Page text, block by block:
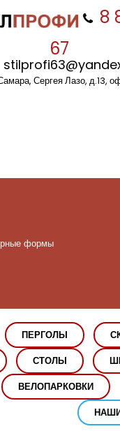
8
67
Сергея Лазо, д.13,
формы
ПЕРГОЛЫ
СТОЛЫ
ВЕЛОПАРКОВКИ